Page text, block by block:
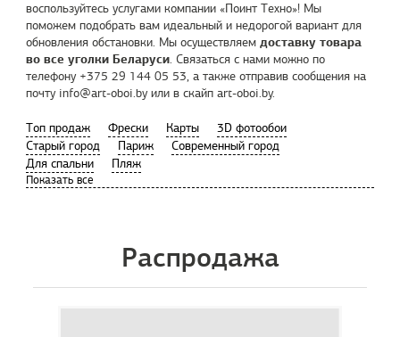
воспользуйтесь услугами компании «Поинт Техно»! Мы
поможем подобрать вам идеальный и недорогой вариант для
обновления обстановки. Мы осуществляемдоставку товара
во все уголки Беларуси. Связаться с нами можно по
телефону +375 29 144 05 53, а также отправив сообщения на
почту info@art-oboi.by или в скайп art-oboi.by.
Tоп продаж Фрески Карты
3D фотообои
Старый город
Париж
Современный город
Для спальни
Пляж
Распродажа